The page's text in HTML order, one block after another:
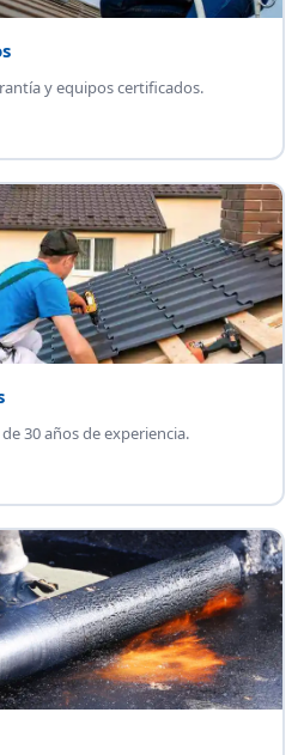
y equipos certificados.
30 años de experiencia.